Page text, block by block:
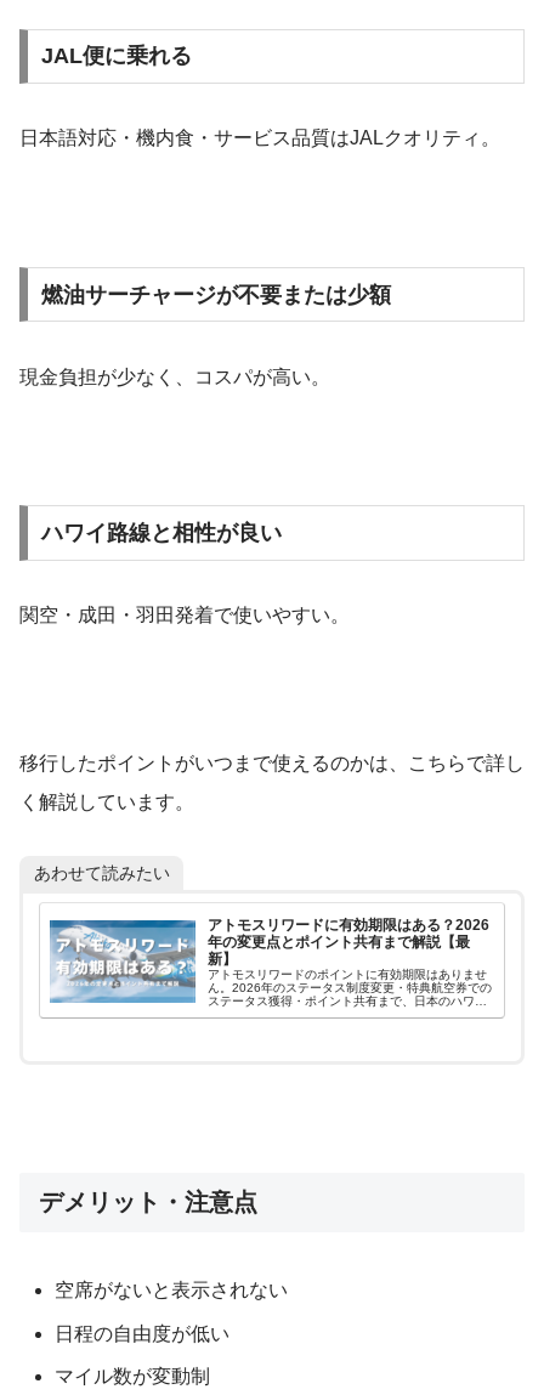
JAL便に乗れる
日本語対応・機内食・サービス品質はJALクオリティ。
燃油サーチャージが不要または少額
現金負担が少なく、コスパが高い。
ハワイ路線と相性が良い
関空・成田・羽田発着で使いやすい。
移行したポイントがいつまで使えるのかは、こちらで詳し
く解説しています。
あわせて読みたい
アトモスリワードに有効期限はある？2026
年の変更点とポイント共有まで解説【最
新】
アトモスリワードのポイントに有効期限はありませ
ん。2026年のステータス制度変更・特典航空券での
ステータス獲得・ポイント共有まで、日本のハワイ
旅行者向けにやさしく解説します。
デメリット・注意点
空席がないと表示されない
日程の自由度が低い
マイル数が変動制